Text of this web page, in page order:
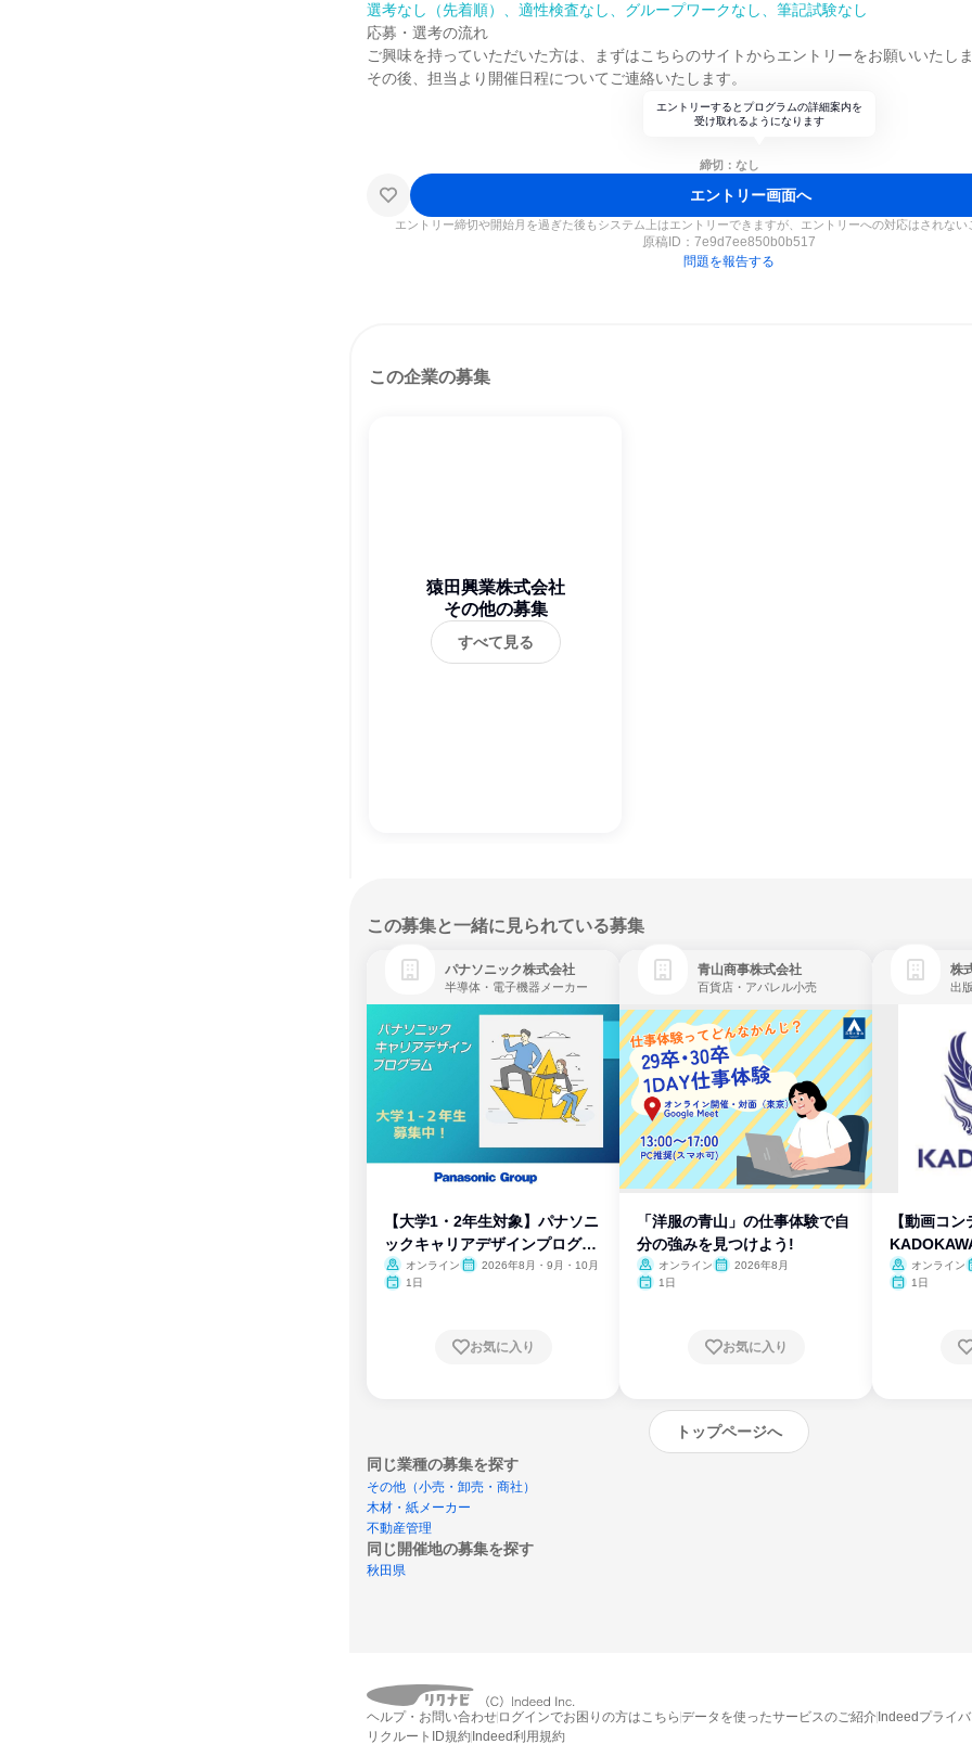
選考なし（先着順）、適性検査なし、グループワークなし、筆記試験なし
応募・選考の流れ
ご興味を持っていただいた方は、まずはこちらのサイトからエントリーをお願いいたしま
その後、担当より開催日程についてご連絡いたします。
エントリーするとプログラムの詳細案内を
受け取れるようになります
締切：なし
エントリー画面へ
エントリー締切や開始月を過ぎた後もシステム上はエントリーできますが、エントリーへの対応はされない
原稿ID： 7e9d7ee850b0b517
問題を報告する
この企業の募集
猿田興業株式会社
その他の募集
すべて見る
この募集と一緒に見られている募集
パナソニック株式会社
半導体・電子機器メーカー
【大学1・2年生対象】パナソニ
ックキャリアデザインプログラ
ム
オンライン
2026年8月・9月・10月
1日
お気に入り
青山商事株式会社
百貨店・アパレル小売
「洋服の青山」の仕事体験で自
分の強みを見つけよう!
オンライン
2026年8月
1日
お気に入り
株
出
【動画コン
オンライン
1日
トップページへ
同じ業種の募集を探す
その他（小売・卸売・商社）
木材・紙メーカー
不動産管理
同じ開催地の募集を探す
秋田県
締切：なし
ヘルプ・お問い合わせ ログインでお困りの方はこちら データを使ったサービスのご紹介 Indeedプライ
リクルートID規約 Indeed利用規約